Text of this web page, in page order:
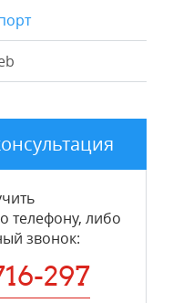
телефону, либо
звонок:
297